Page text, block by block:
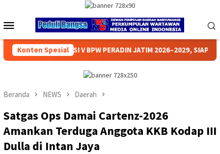
konten
Menu
Mobile
Konten Spesial
2026–2029, SIAP PERKUAT PENGABDIAN DAN BANTUAN
Beranda NEWS Daerah
Satgas Ops Damai Cartenz-2026
Amankan Terduga Anggota KKB Kodap III
Dulla di Intan Jaya